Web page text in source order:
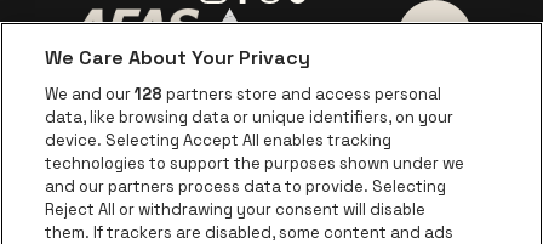
Ga naar
Ga naar de website van Europcar
Ga naar de
Ga naar de website van Coca-Cola
Ga naar de website van
Ga naar de
We Care About Your Privacy
We and our128 partners store and access personal
data, like browsing data or unique identifiers, on your
device. Selecting Accept All enables tracking
technologies to support the purposes shown under we
and our partners process data to provide. Selecting
Reject All or withdrawing your consent will disable
them. If trackers are disabled, some content and ads